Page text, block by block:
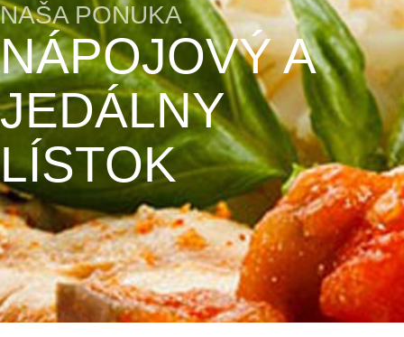
NAŠA PONUKA
NÁPOJOVÝ A
JEDÁLNY
LÍSTOK